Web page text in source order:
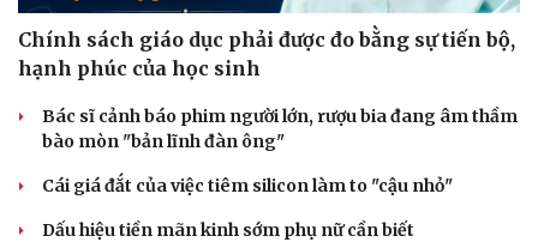
Phòng mạch online
Ăn sạch sống khỏe
Chính sách giáo dục phải được đo bằng sự tiến bộ,
hạnh phúc của học sinh
Bác sĩ cảnh báo phim người lớn, rượu bia đang âm thầm
bào mòn "bản lĩnh đàn ông"
Cái giá đắt của việc tiêm silicon làm to "cậu nhỏ"
Dấu hiệu tiền mãn kinh sớm phụ nữ cần biết